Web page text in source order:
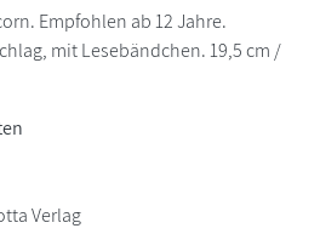
Empfohlen ab 12 Jahre.
mit Lesebändchen. 19,5 cm /
Verlag